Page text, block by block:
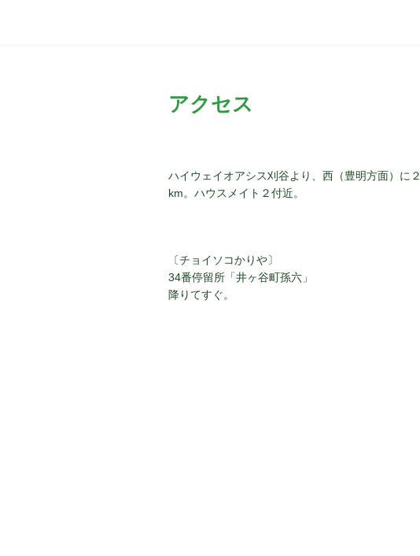
シ
ョ
アクセス
ハイウェイオアシス刈谷より、西（豊明方面）に２
km。ハウスメイト２付近。
〔チョイソコかりや〕
34番停留所「井ヶ谷町孫六」
降りてすぐ。